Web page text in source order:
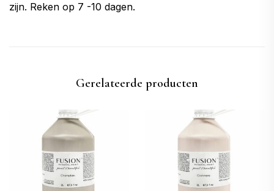
zijn. Reken op 7 -10 dagen.
Gerelateerde producten